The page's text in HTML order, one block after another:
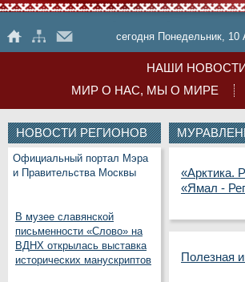
сегодня Понедельник, 10
НАШИ НОВОСТИ
МИР О НАС, МЫ О МИРЕ
НОВОСТИ РЕГИОНОВ
Официальный портал Мэра
и Правительства Москвы
В музее славянской
письменности «Слово» на
ВДНХ открылась выставка
исторических манускриптов
«Арктика.
«Ямал -
Полезная